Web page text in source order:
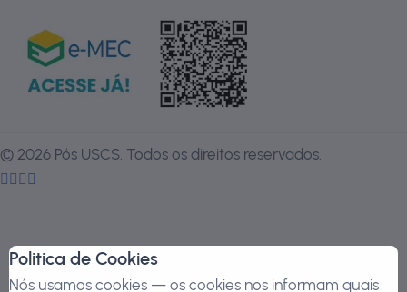
© 2026 Pós USCS. Todos os direitos reservados.
Politica de Cookies
Nós usamos cookies — os cookies nos informam quais